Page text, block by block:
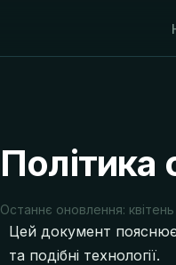
Політика
Останнє оновлення:
Цей документ
та подібні технології.